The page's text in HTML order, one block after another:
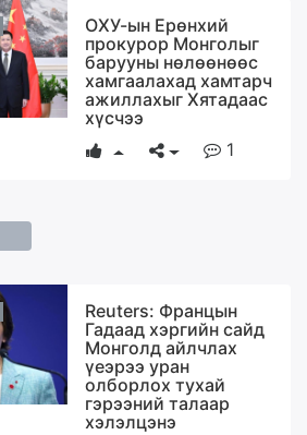
ОХУ-ын Ерөнхий
прокурор Монголыг
барууны нөлөөнөөс
хамгаалахад хамтарч
ажиллахыг Хятадаас
хүсчээ
1
Reuters: Францын
Гадаад хэргийн сайд
Монголд айлчлах
үеэрээ уран
олборлох тухай
гэрээний талаар
хэлэлцэнэ